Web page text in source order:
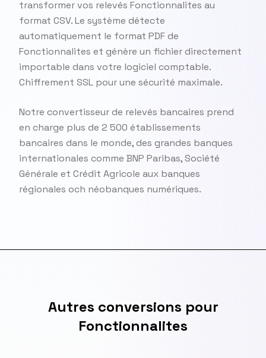
transformer vos relevés Fonctionnalites au
format CSV. Le système détecte
automatiquement le format PDF de
Fonctionnalites et génère un fichier directement
importable dans votre logiciel comptable.
Chiffrement SSL pour une sécurité maximale.
Notre convertisseur de relevés bancaires prend
en charge plus de 2 500 établissements
bancaires dans le monde, des grandes banques
internationales comme BNP Paribas, Société
Générale et Crédit Agricole aux banques
régionales och néobanques numériques.
Autres conversions pour
Fonctionnalites